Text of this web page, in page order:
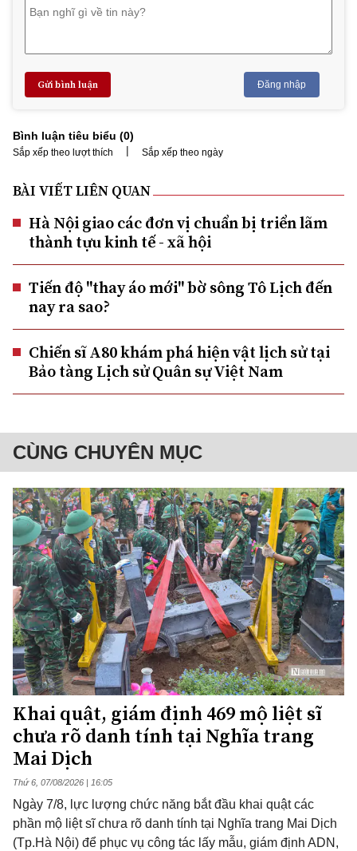
Gửi bình luận Đăng nhập
Bình luận tiêu biểu (0)
Sắp xếp theo lượt thích | Sắp xếp theo ngày
BÀI VIẾT LIÊN QUAN
Hà Nội giao các đơn vị chuẩn bị triển lãm
thành tựu kinh tế - xã hội
Tiến độ "thay áo mới" bờ sông Tô Lịch đến
nay ra sao?
Chiến sĩ A80 khám phá hiện vật lịch sử tại
Bảo tàng Lịch sử Quân sự Việt Nam
CÙNG CHUYÊN MỤC
Khai quật, giám định 469 mộ liệt sĩ
chưa rõ danh tính tại Nghĩa trang
Mai Dịch
Thứ 6, 07/08/2026 | 16:05
Ngày 7/8, lực lượng chức năng bắt đầu khai quật các
phần mộ liệt sĩ chưa rõ danh tính tại Nghĩa trang Mai Dịch
(Tp.Hà Nội) để phục vụ công tác lấy mẫu, giám định ADN,